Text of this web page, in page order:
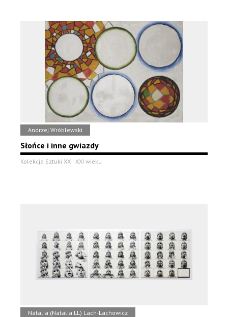
Andrzej Wróblewski
Słońce i inne gwiazdy
Kolekcja Sztuki XX i XXI wieku
Natalia (Natalia LL) Lach-Lachowicz